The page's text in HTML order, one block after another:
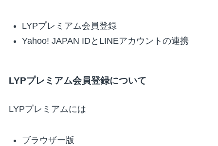
LYPプレミアム会員登録
Yahoo! JAPAN IDとLINEアカウントの連携
LYPプレミアム会員登録について
LYPプレミアムには
ブラウザー版